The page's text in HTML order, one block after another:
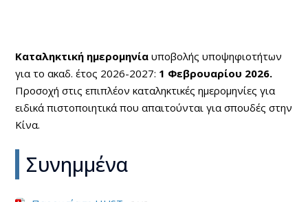
Καταληκτική ημερομηνίαυποβολής υποψηφιοτήτων
για το ακαδ. έτος 2026-2027: 1 Φεβρουαρίου 2026.
Προσοχή στις επιπλέον καταληκτικές ημερομηνίες για
ειδικά πιστοποιητικά που απαιτούνται για σπουδές στην
Κίνα.
Συνημμένα